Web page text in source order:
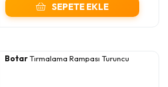
SEPETE EKLE
BotarTırmalama Rampası Turuncu